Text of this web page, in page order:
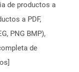
de productos a
a PDF,
PNG BMP),
de